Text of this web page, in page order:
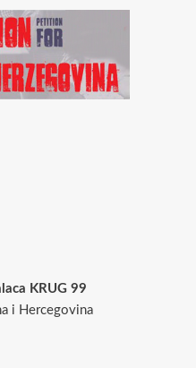
KRUG 99
i Hercegovina